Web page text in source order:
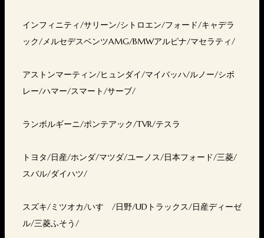
インフィニティ/サリーン/シトロエン/フォード/キャデラ
ック/メルセデスベンツAMG/BMWアルピナ/マセラティ/
アストンマーティン/ヒュンダイ/マイバッハ/ルノー/シボ
レー/ハマー/スマート/サーブ/
ランボルギーニ/ポンテアック/TVR/テスラ
トヨタ/日産/ホンダ/マツダ/ユーノス/日本フォード/三菱/
スバル/ダイハツ/
スズキ/ミツオカ/いすゞ/日野/UDトラックス/日産ディーゼ
ル/三菱ふそう/